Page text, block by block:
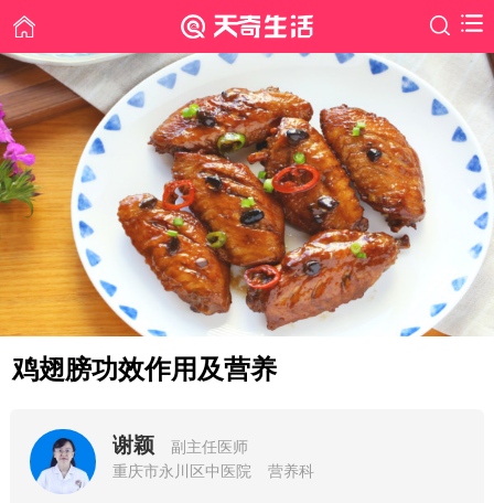
鸡翅膀功效作用及营养
谢颖
副主任医师
重庆市永川区中医院
营养科